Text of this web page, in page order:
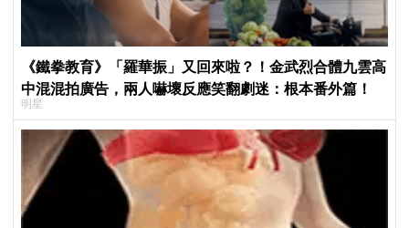
《鐵拳教育》「羅華振」又回來啦？！金武烈合體九雲高
中混混拍廣告，兩人嚇壞反應笑翻劇迷：根本番外篇！
明星